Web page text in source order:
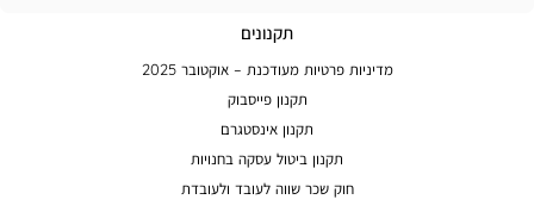
תקנונים
מדיניות פרטיות מעודכנת – אוקטובר 2025
תקנון פייסבוק
תקנון אינסטגרם
תקנון ביטול עסקה בחנויות
חוק שכר שווה לעובד ולעובדת